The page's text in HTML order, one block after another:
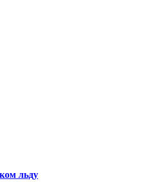
льду